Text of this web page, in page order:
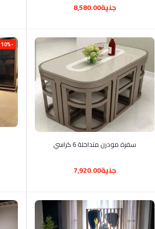
جنية8,580.00
أضف إلى السلة
سفرة مودرن متداخلة 6 كراسي
جنية7,920.00
-10%